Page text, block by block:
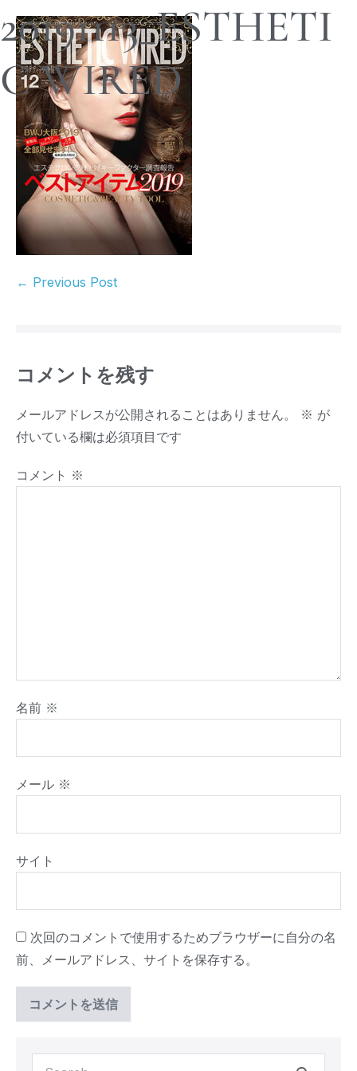
20191113_ESTHETI
C WIRED
← Previous Post
コメントを残す
メールアドレスが公開されることはありません。 ※ が
付いている欄は必須項目です
コメント ※
名前 ※
メール ※
サイト
次回のコメントで使用するためブラウザーに自分の名
前、メールアドレス、サイトを保存する。